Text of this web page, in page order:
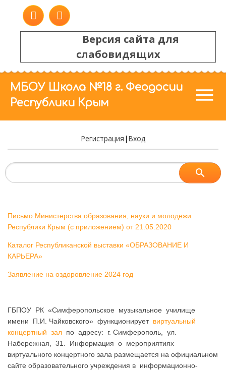
Версия сайта для
слабовидящих
МБОУ Школа №18 г. Феодосии
Республики Крым
menu
Регистрация | Вход
Письмо Министерства образования, науки и молодежи
Республики Крым (с приложением) от 21.05.2020
Каталог Республиканской выставки «ОБРАЗОВАНИЕ И
КАРЬЕРА»
Заявление на оздоровление 2024 год
ГБПОУ РК «Симферопольское музыкальное училище
имени П.И. Чайковского» функционирует виртуальный
концертный зал по адресу: г. Симферополь, ул.
Набережная, 31. Информация о мероприятиях
виртуального концертного зала размещается на официальном
сайте образовательного учреждения в информационно-